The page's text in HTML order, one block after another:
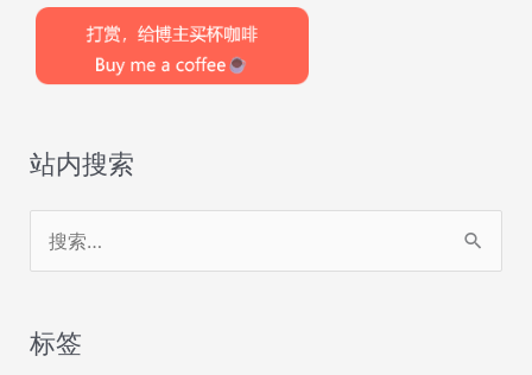
站内搜索
索
标签